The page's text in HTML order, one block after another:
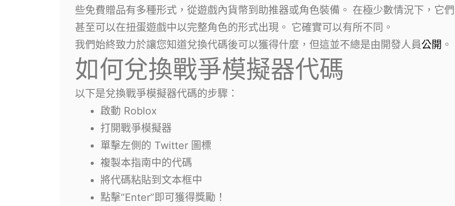
些免費贈品有多種形式，從遊戲內貨幣到助推器或角色裝備。 在極少數情況下，它們
甚至可以在扭蛋遊戲中以完整角色的形式出現。 它確實可以有所不同。
我們始終致力於讓您知道兌換代碼後可以獲得什麼，但這並不總是由開發人員公開 。
如何兌換戰爭模擬器代碼
以下是兌換戰爭模擬器代碼的步驟：
啟動 Roblox
打開戰爭模擬器
單擊左側的 Twitter 圖標
複製本指南中的代碼
將代碼粘貼到文本框中
點擊“Enter”即可獲得獎勵！